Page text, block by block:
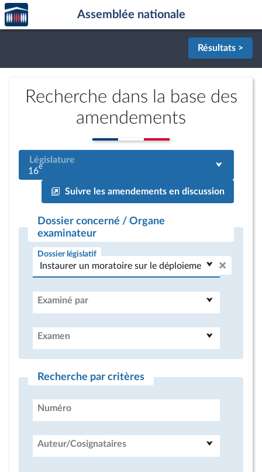
Aller au contenu
Aller en bas de la page
Accèder
à la
page
Assemblée nationale
Résultats >
Recherche dans la base des
amendements
Législature
16e
Suivre les amendements en discussion
Dossier concerné / Organe
examinateur
Dossier législatif
Examiné par
Examen
Recherche par critères
Numéro
Auteur/Cosignataires